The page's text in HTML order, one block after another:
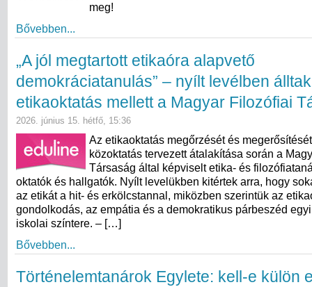
meg!
Bővebben...
„A jól megtartott etikaóra alapvető
demokráciatanulás” – nyílt levélben
etikaoktatás mellett a Magyar Filozófiai
2026. június 15. hétfő, 15:36
Az etikaoktatás megőrzését és
közoktatás tervezett átalakítása során a
Társaság által képviselt etika- és
oktatók és hallgatók. Nyílt levelükben kitértek arra, hogy
az etikát a hit- és erkölcstannal, miközben szerintük az
gondolkodás, az empátia és a demokratikus párbeszéd
iskolai színtere. – […]
Bővebben...
Történelemtanárok Egylete: kell-e külön